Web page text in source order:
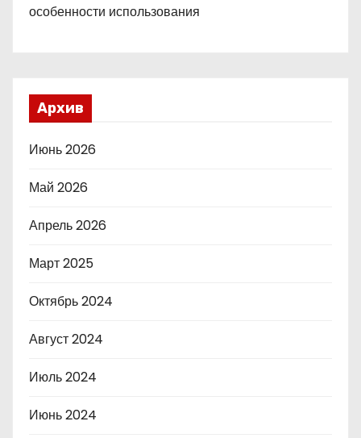
особенности использования
Архив
Июнь 2026
Май 2026
Апрель 2026
Март 2025
Октябрь 2024
Август 2024
Июль 2024
Июнь 2024